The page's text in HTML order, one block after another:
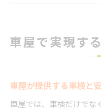
車屋が提案す
車屋で車検と同
中古車の点検
車屋で実現す
車屋が提供する車検と
車屋では、車検だけでな